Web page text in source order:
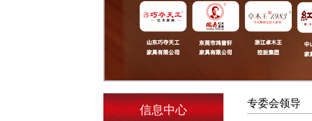
信息中心 专委会领导